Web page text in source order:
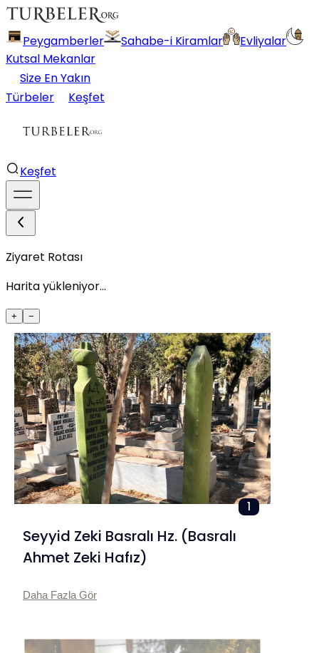
Peygamberler Sahabe-i Kiramlar
Evliyalar
Kutsal Mekanlar
Size En Yakın
Türbeler
Keşfet
Keşfet
Ziyaret Rotası
Harita yükleniyor...
+ −
1
Seyyid Zeki Basralı Hz. (Basralı
Ahmet Zeki Hafız)
Daha Fazla Gör